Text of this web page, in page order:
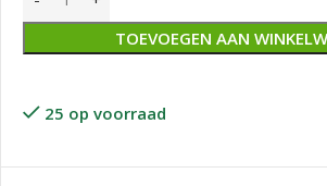
TOEVOEGEN AAN
25 op voorraad